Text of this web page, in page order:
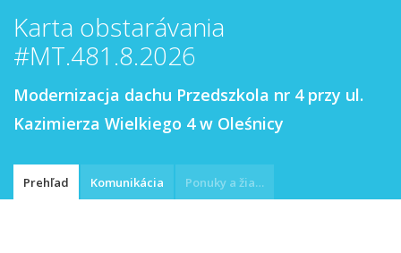
Karta obstarávania
#MT.481.8.2026
Modernizacja dachu Przedszkola nr 4 przy ul.
Kazimierza Wielkiego 4 w Oleśnicy
Prehľad Komunikácia Ponuky a žiadosti